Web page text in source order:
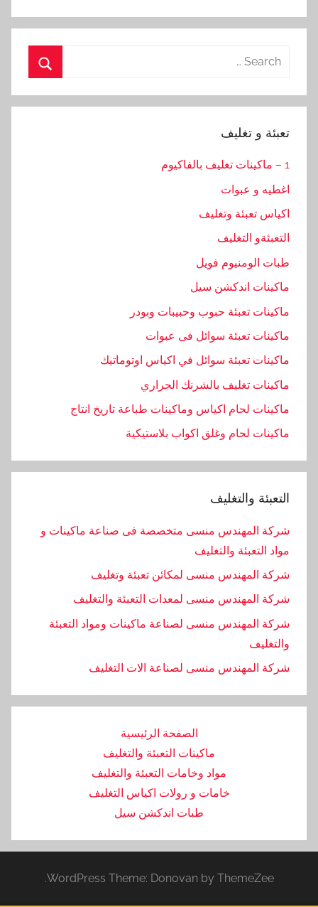
Search
تعبئة و تغليف
1 – ماكينات تغليف بالفاكيوم
اغطيه و عبوات
اكياس تعبئة وتغليف
التعبئةو التغليف
طبات الومنيوم فويل
ماكينات اندكشن سيل
ماكينات تعبئة حبوب وحبيبات وبودر
ماكينات تعبئة سوائل فى عبوات
ماكينات تعبئة سوائل في اكياس اوتوماتيك
ماكينات تغليف بالشرنك الحراري
ماكينات لحام اكياس وماكينات طباعة تاريخ انتاج
ماكينات لحام وغلق اكواب بلاستيكية
التعبئة والتغليف
شركة المهندس منسى متخصصة فى صناعة ماكينات و
مواد التعبئة والتغليف
شركة المهندس منسى لمكائن تعبئة وتغليف
شركة المهندس منسى لمعدات التعبئة والتغليف
شركة المهندس منسى لصناعة ماكينات ومواد التعبئة
والتغليف
‏شركة المهندس منسى لصناعة الات التغليف
الصفحة الرئيسية
ماكينات التعبئة والتغليف
مواد وخامات التعبئة والتغليف
خامات و رولات اكياس التغليف
طبات اندكشن سيل
WordPress Theme: Donovan by ThemeZee.